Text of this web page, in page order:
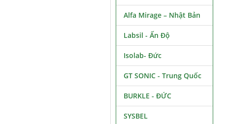
Alfa Mirage – Nhật Bản
Labsil - Ấn Độ
Isolab- Đức
GT SONIC - Trung Quốc
BURKLE - ĐỨC
SYSBEL